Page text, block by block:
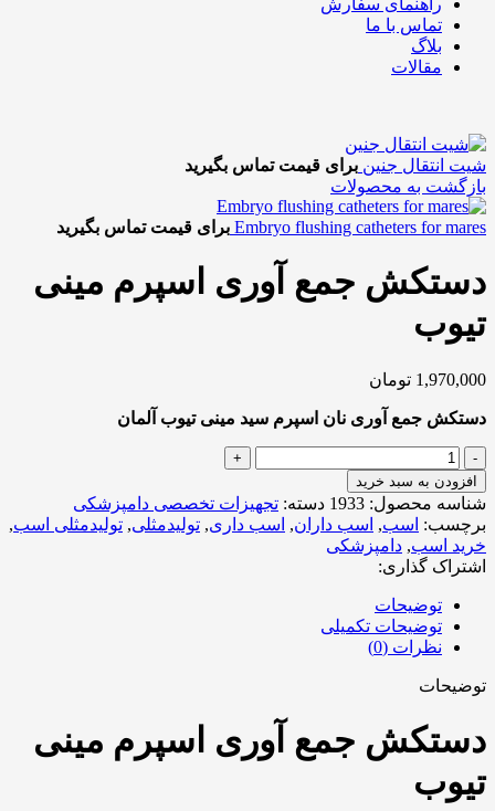
راهنمای سفارش
تماس با ما
بلاگ
مقالات
شیت انتقال جنین برای قیمت تماس بگیرید
بازگشت به محصولات
Embryo flushing catheters for mares برای قیمت تماس بگیرید
دستکش جمع آوری اسپرم مینی
تیوب
1,970,000 تومان
دستکش جمع آوری نان اسپرم سید مینی تیوب آلمان
دستکش
جمع
آوری
اسپرم
مینی
تیوب
عدد
افزودن به سبد خرید
شناسه محصول: 1933 دسته: تجهیزات تخصصی دامپزشکی
برچسب: اسب, اسب داران, اسب داری, تولیدمثلی, تولیدمثلی اسب,
خرید اسب, دامپزشکی
اشتراک گذاری:
توضیحات
توضیحات تکمیلی
نظرات (0)
توضیحات
دستکش جمع آوری اسپرم مینی
تیوب